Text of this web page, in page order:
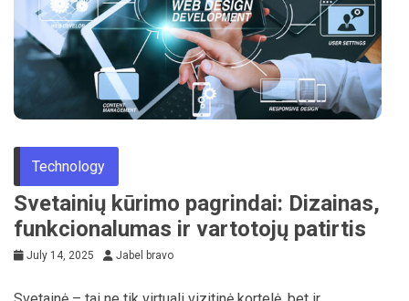
Technology
Svetainių kūrimo pagrindai: Dizainas,
funkcionalumas ir vartotojų patirtis
July 14, 2025 Jabel bravo